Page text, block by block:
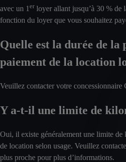
avec un 1 erloyer allant jusqu’à 30 % de
fonction du loyer que vous souhaitez
Quelle est la durée de la
paiement de la location
Veuillez contacter votre
Y a-t-il une limite de
Oui, il existe généralement une limite
de location selon usage. Veuillez
plus proche pour plus d’informations.